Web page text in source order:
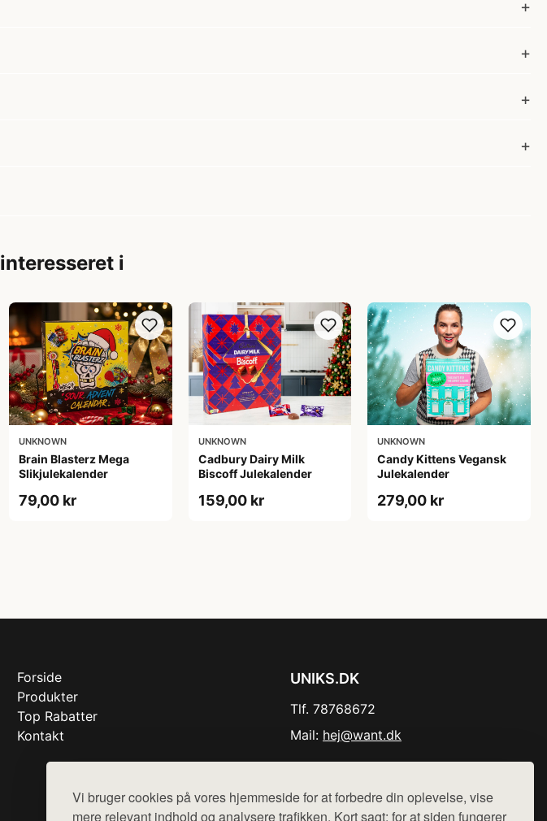
Vi bruger cookies på vores hjemmeside for at forbedre din oplevelse, vise
mere relevant indhold og analysere trafikken. Kort sagt: for at siden fungerer
i
UNKNOWN
Brain Blasterz Mega
Slikjulekalender
79,00 kr
UNKNOWN
Cadbury Dairy Milk
Biscoff Julekalender
159,00 kr
UNKNOWN
Candy Kittens Vegansk
Julekalender
279,00 kr
Forside
Produkter
Top Rabatter
Kontakt
UNIKS.DK
Tlf. 78768672
Mail: hej@want.dk